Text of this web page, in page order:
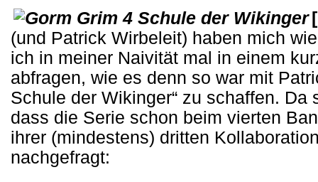
(und Patrick Wirbeleit) haben mich
ich in meiner Naivität mal in einem
abfragen, wie es denn so war mit
Schule der Wikinger“ zu schaffen.
dass die Serie schon beim vierten
ihrer (mindestens) dritten
nachgefragt: